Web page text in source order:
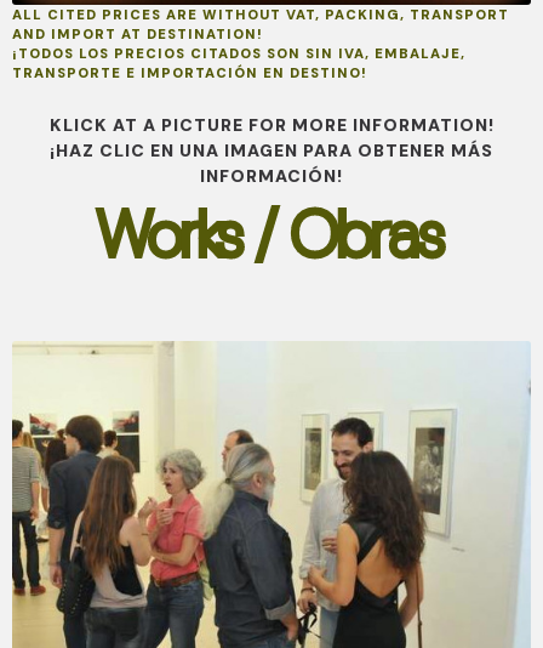
ALL CITED PRICES ARE WITHOUT VAT, PACKING, TRANSPORT
AND IMPORT AT DESTINATION!
¡TODOS LOS PRECIOS CITADOS SON SIN IVA, EMBALAJE,
TRANSPORTE E IMPORTACIÓN EN DESTINO!
KLICK AT A PICTURE FOR MORE INFORMATION!
¡HAZ CLIC EN UNA IMAGEN PARA OBTENER MÁS
INFORMACIÓN!
Works / Obras